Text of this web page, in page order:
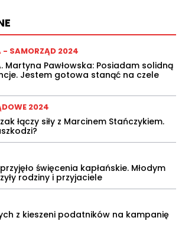
- SAMORZĄD 2024
Martyna Pawłowska: Posiadam solidną
Jestem gotowa stanąć na czele
2024
łączy siły z Marcinem Stańczykiem.
święcenia kapłańskie. Młodym
rodziny i przyjaciele
z kieszeni podatników na kampanię